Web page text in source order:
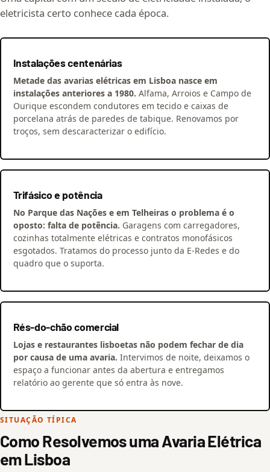
eletricista certo conhece cada época.
Instalações centenárias
Metade das avarias elétricas em Lisboa nasce em
instalações anteriores a 1980. Alfama, Arroios e Campo de
Ourique escondem condutores em tecido e caixas de
porcelana atrás de paredes de tabique. Renovamos por
troços, sem descaracterizar o edifício.
Trifásico e potência
No Parque das Nações e em Telheiras o problema é o
oposto: falta de potência. Garagens com carregadores,
cozinhas totalmente elétricas e contratos monofásicos
esgotados. Tratamos do processo junto da E-Redes e do
quadro que o suporta.
Rés-do-chão comercial
Lojas e restaurantes lisboetas não podem fechar de dia
por causa de uma avaria. Intervimos de noite, deixamos o
espaço a funcionar antes da abertura e entregamos
relatório ao gerente que só entra às nove.
SITUAÇÃO TÍPICA
Como Resolvemos uma Avaria Elétrica
em Lisboa